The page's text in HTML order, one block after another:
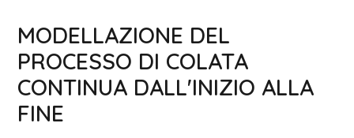
MODELLAZIONE DEL
PROCESSO DI COLATA
CONTINUA DALL'INIZIO ALLA
FINE